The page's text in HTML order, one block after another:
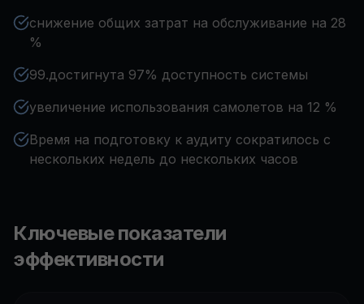
снижение общих затрат на обслуживание на 28
%
99.достигнута 97% доступность системы
увеличение использования самолетов на 12 %
Время на подготовку к аудиту сократилось с
нескольких недель до нескольких часов
Ключевые показатели
эффективности